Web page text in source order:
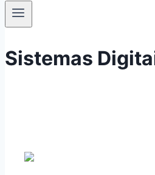
Sistemas